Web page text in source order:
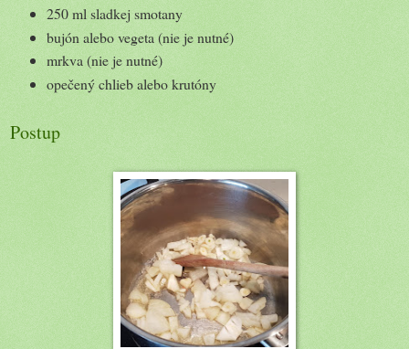
250 ml sladkej smotany
bujón alebo vegeta (nie je nutné)
mrkva (nie je nutné)
opečený chlieb alebo krutóny
Postup